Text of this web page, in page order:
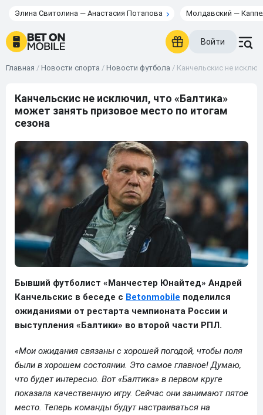
Элина Свитолина — Анастасия Потапова Молдавский —
Войти
Главная / Новости спорта / Новости футбола / Канчельскис не
Канчельскис не исключил, что «Балтика»
может занять призовое место по итогам
сезона
Бывший футболист «Манчестер Юнайтед» Андрей
Канчельскис в беседе с Betonmobile поделился
ожиданиями от рестарта чемпионата России и
выступления «Балтики» во второй части РПЛ.
«Мои ожидания связаны с хорошей погодой, чтобы поля
были в хорошем состоянии. Это самое главное! Думаю,
что будет интересно. Вот «Балтика» в первом круге
показала качественную игру. Сейчас они занимают пятое
место. Теперь команды будут настраиваться на